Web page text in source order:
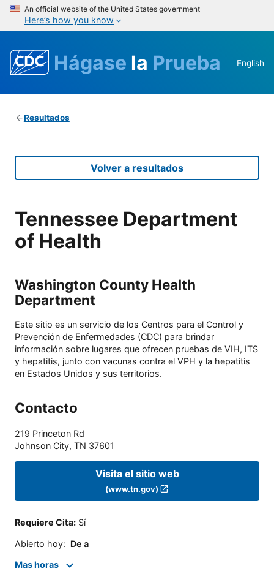
An official website of the United States government
Here’s how you know
Hágase la Prueba English
Resultados
Volver a resultados
Tennessee Department
of Health
Washington County Health
Department
Este sitio es un servicio de los Centros para el Control y
Prevención de Enfermedades (CDC) para brindar
información sobre lugares que ofrecen pruebas de VIH, ITS
y hepatitis, junto con vacunas contra el VPH y la hepatitis
en Estados Unidos y sus territorios.
Contacto
219 Princeton Rd
Johnson City, TN 37601
Visita el sitio web
(www.tn.gov)
Requiere Cita: Sí
Abierto hoy: De a
Mas horas